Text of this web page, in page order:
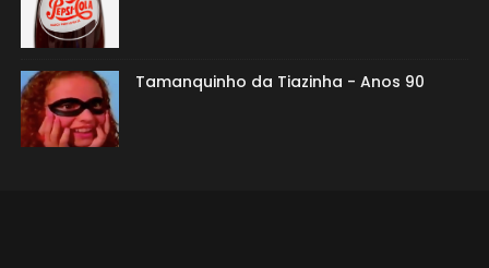
Tamanquinho da Tiazinha - Anos 90